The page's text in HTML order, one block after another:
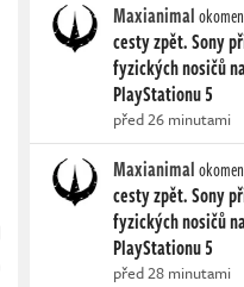
Maxianimal
cesty zpět. Sony
fyzických nosičů
PlayStationu 5
před 26 minutami
Maxianimal
cesty zpět. Sony
fyzických nosičů
PlayStationu 5
před 28 minutami